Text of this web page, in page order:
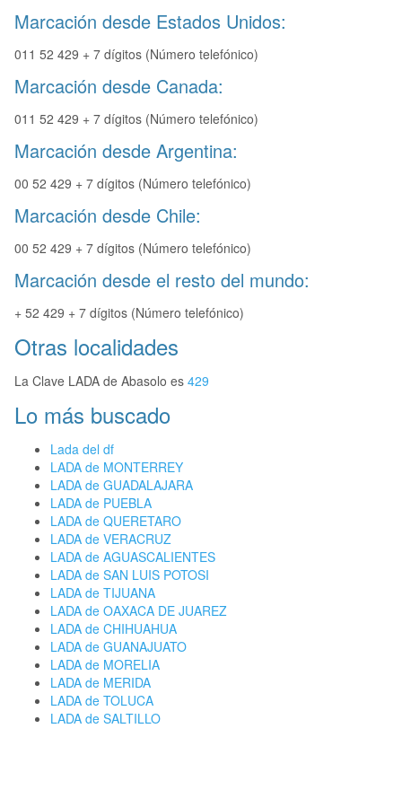
Marcación desde Estados Unidos:
011 52 429 + 7 dígitos (Número telefónico)
Marcación desde Canada:
011 52 429 + 7 dígitos (Número telefónico)
Marcación desde Argentina:
00 52 429 + 7 dígitos (Número telefónico)
Marcación desde Chile:
00 52 429 + 7 dígitos (Número telefónico)
Marcación desde el resto del mundo:
+ 52 429 + 7 dígitos (Número telefónico)
Otras localidades
La Clave LADA de Abasolo es 429
Lo más buscado
Lada del df
LADA de MONTERREY
LADA de GUADALAJARA
LADA de PUEBLA
LADA de QUERETARO
LADA de VERACRUZ
LADA de AGUASCALIENTES
LADA de SAN LUIS POTOSI
LADA de TIJUANA
LADA de OAXACA DE JUAREZ
LADA de CHIHUAHUA
LADA de GUANAJUATO
LADA de MORELIA
LADA de MERIDA
LADA de TOLUCA
LADA de SALTILLO